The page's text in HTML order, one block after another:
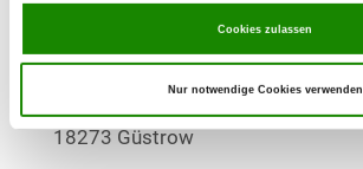
Cookies zulassen
Nur notwendige Cookies verwenden
OG - Güstrow-Borwinseck
18273 Güstrow